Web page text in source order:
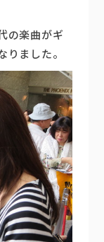
の楽曲がギ
りました。